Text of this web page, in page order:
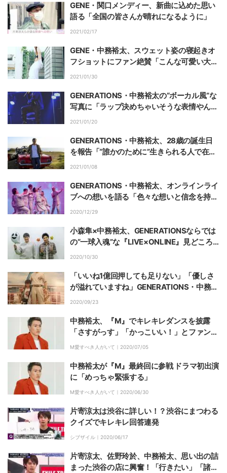
GENE・関口メンディー、新曲に込めた思い
語る「全国の皆さんが晴れになるように」
2021/02/17
GENE・中務裕太、スウェット姿の寝起きオ
フショットにファン絶賛「こんな可愛い大人
いないよ」
2021/01/30
GENERATIONS・中務裕太の“ボーカル風”な
写真に「ラップ決めちゃいそうな表情やん」
「ビジュ最高」とファン絶賛
2021/01/20
GENERATIONS・中務裕太、28歳の誕生日
を報告「“誰かのために”生きられる人で在り
たい」
2021/01/08
GENERATIONS・中務裕太、オンラインライ
ブへの想いを語る「色々な想いと信念を持っ
て望んだ」
2020/12/29
小森隼×中務裕太、GENERATIONSならでは
の“一球入魂”な『LIVE×ONLINE』見どころ
を語る「ボリューム満載のライブに」
2020/10/30
「いいね1億回押しても足りない」「優しさ
が溢れていますね」GENERATIONS・中務裕
太、亡き父へのメッセージに感動の声
2020/09/23
中務裕太、『M』でキレキレダンスを披露
「さすがっす」「かっこいい！」とファン歓
喜
M愛すべき人がいて｜ 2020/07/05
中務裕太が『M』最終回に参戦 ドラマ初出演
に「めっちゃ緊張する」
M愛すべき人がいて｜ 2020/06/30
片寄涼太は渋谷に詳しい！？渋谷にまつわる
クイズでキレキレ回答連発
シブザイル｜ 2020/06/17
片寄涼太、佐野玲於、中務裕太、思い出の詰
まった渋谷の店に興奮！「行きたい」「諸先